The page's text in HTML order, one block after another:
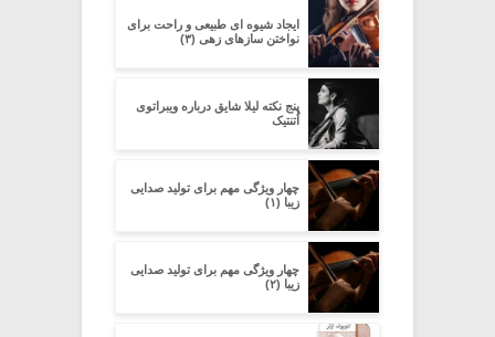
ایجاد شیوه ای طبیعی و راحت برای
نواختن سازهای زهی (۳)
پنج نکته لیلا شایق درباره­ ویبراتوی
اُتنتیک
چهار ویژگی مهم برای تولید صدایی
زیبا (۱)
چهار ویژگی مهم برای تولید صدایی
زیبا (۲)